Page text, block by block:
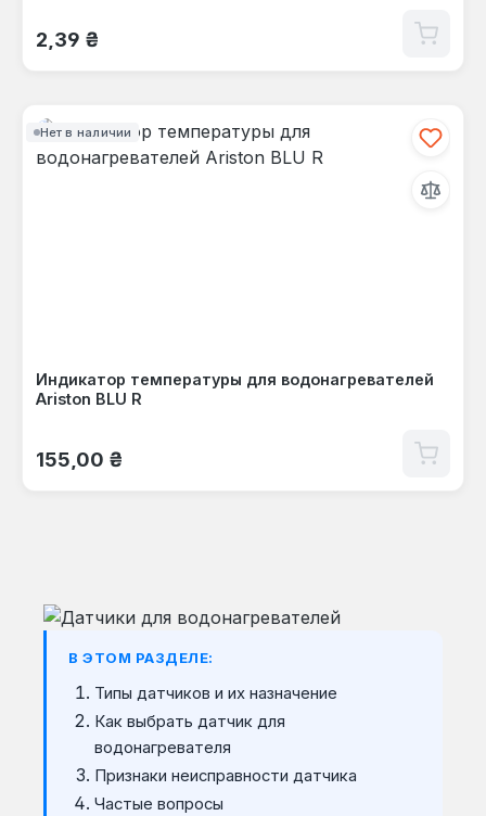
Обычная цена:
2,39 ₴
Нет в наличии
Индикатор температуры для водонагревателей
Ariston BLU R
Обычная цена:
155,00 ₴
В ЭТОМ РАЗДЕЛЕ:
Типы датчиков и их назначение
Как выбрать датчик для
водонагревателя
Признаки неисправности датчика
Частые вопросы